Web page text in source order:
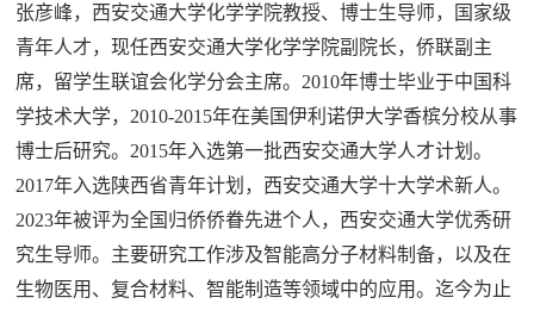
张彦峰，西安交通大学化学学院教授、博士生导师，国家级
青年人才，现任西安交通大学化学学院副院长，侨联副主
席，留学生联谊会化学分会主席。2010年博士毕业于中国科
学技术大学，2010-2015年在美国伊利诺伊大学香槟分校从事
博士后研究。2015年入选第一批西安交通大学人才计划。
2017年入选陕西省青年计划，西安交通大学十大学术新人。
2023年被评为全国归侨侨眷先进个人，西安交通大学优秀研
究生导师。主要研究工作涉及智能高分子材料制备，以及在
生物医用、复合材料、智能制造等领域中的应用。迄今为止